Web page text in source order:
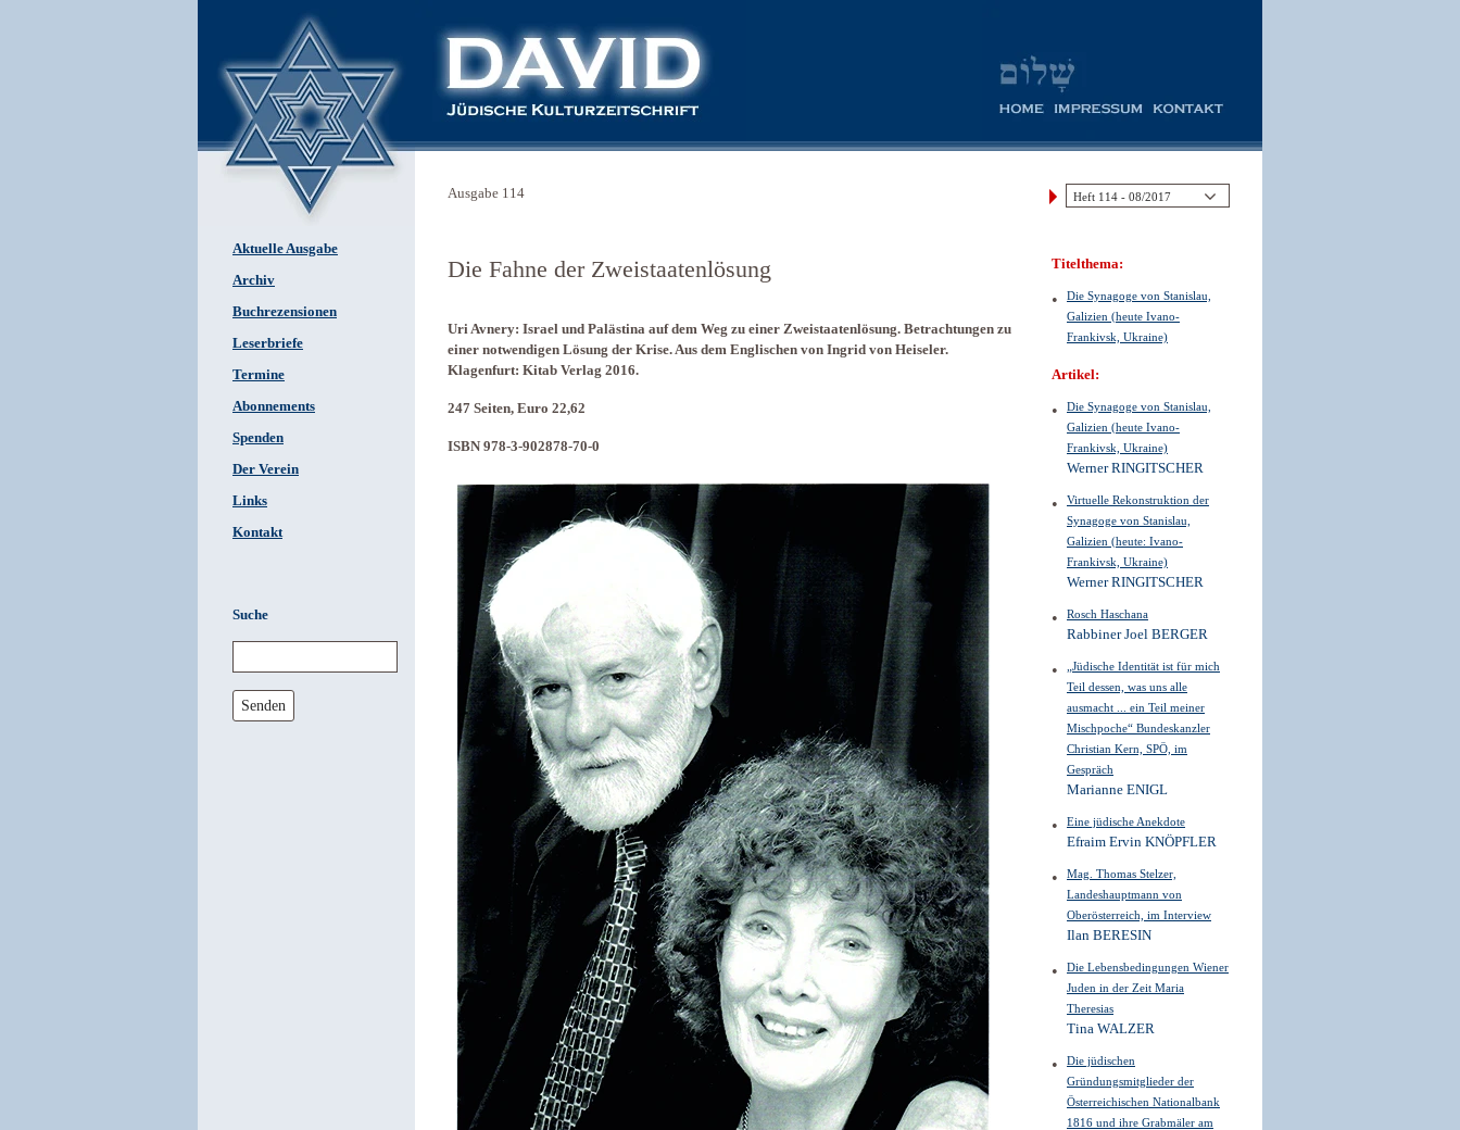
Aktuelle Ausgabe
Archiv
Buchrezensionen
Leserbriefe
Termine
Abonnements
Spenden
Der Verein
Links
Kontakt
Suche
Senden
Ausgabe 114
Die Fahne der Zweistaatenlösung
Uri Avnery: Israel und Palästina auf dem Weg zu einer Zweistaatenlösung. Betrachtungen zu
einer notwendigen Lösung der Krise. Aus dem Englischen von Ingrid von Heiseler.
Klagenfurt: Kitab Verlag 2016.
247 Seiten, Euro 22,62
ISBN 978-3-902878-70-0
Titelthema:
Die Synagoge von Stanislau,
Galizien (heute Ivano-
Frankivsk, Ukraine)
Artikel:
Die Synagoge von Stanislau,
Galizien (heute Ivano-
Frankivsk, Ukraine)
Werner RINGITSCHER
Virtuelle Rekonstruktion der
Synagoge von Stanislau,
Galizien (heute: Ivano-
Frankivsk, Ukraine)
Werner RINGITSCHER
Rosch Haschana
Rabbiner Joel BERGER
„Jüdische Identität ist für mich
Teil dessen, was uns alle
ausmacht ... ein Teil meiner
Mischpoche“ Bundeskanzler
Christian Kern, SPÖ, im
Gespräch
Marianne ENIGL
Eine jüdische Anekdote
Efraim Ervin KNÖPFLER
Mag. Thomas Stelzer,
Landeshauptmann von
Oberösterreich, im Interview
Ilan BERESIN
Die Lebensbedingungen Wiener
Juden in der Zeit Maria
Theresias
Tina WALZER
Die jüdischen
Gründungsmitglieder der
Österreichischen Nationalbank
1816 und ihre Grabmäler am